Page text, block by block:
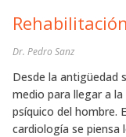
Dr. Pedro Sanz
Desde la antigüedad
medio para llegar a
psíquico del hombre.
cardiología se piensa